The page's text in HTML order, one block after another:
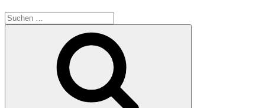
Suchen
nach: